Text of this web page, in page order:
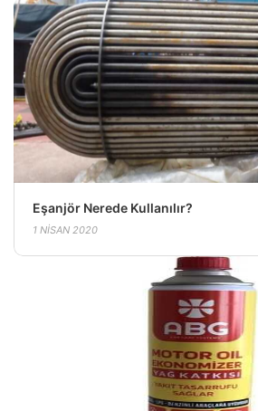
Eşanjör Nerede Kullanılır?
1 NISAN 2020